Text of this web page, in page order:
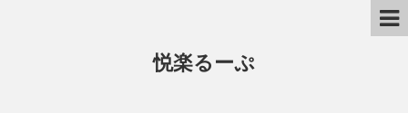
悦楽るーぷ